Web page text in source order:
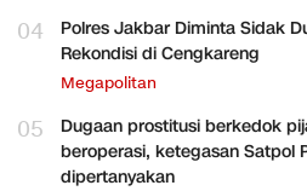
04
Polres Jakbar Diminta Sidak
Rekondisi di Cengkareng
Megapolitan
05
Dugaan prostitusi berkedok
beroperasi, ketegasan Satpol
dipertanyakan